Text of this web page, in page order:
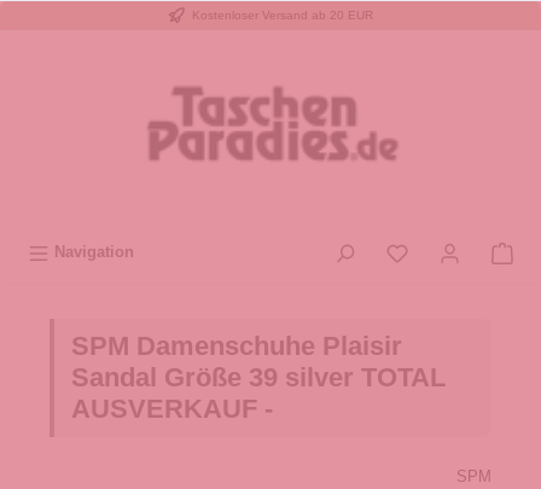
Kostenloser Versand ab 20 EUR
Navigation
SPM Damenschuhe Plaisir
Sandal Größe 39 silver TOTAL
AUSVERKAUF -
SPM